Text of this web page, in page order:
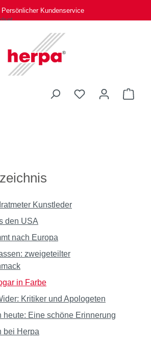
Persönlicher Kundenservice
Du hast 0
Kunstleder
den USA
nach Europa
zweigeteilter
in Farbe
Kritiker und Apologeten
heute: Eine schöne Erinnerung
bei Herpa